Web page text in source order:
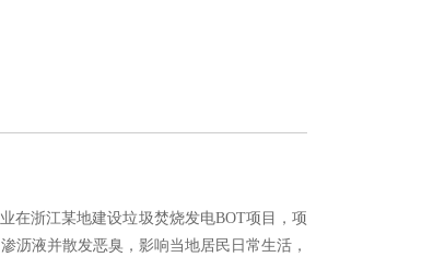
在浙江某地建设垃圾焚烧发电BOT项目，项
沥液并散发恶臭，影响当地居民日常生活，